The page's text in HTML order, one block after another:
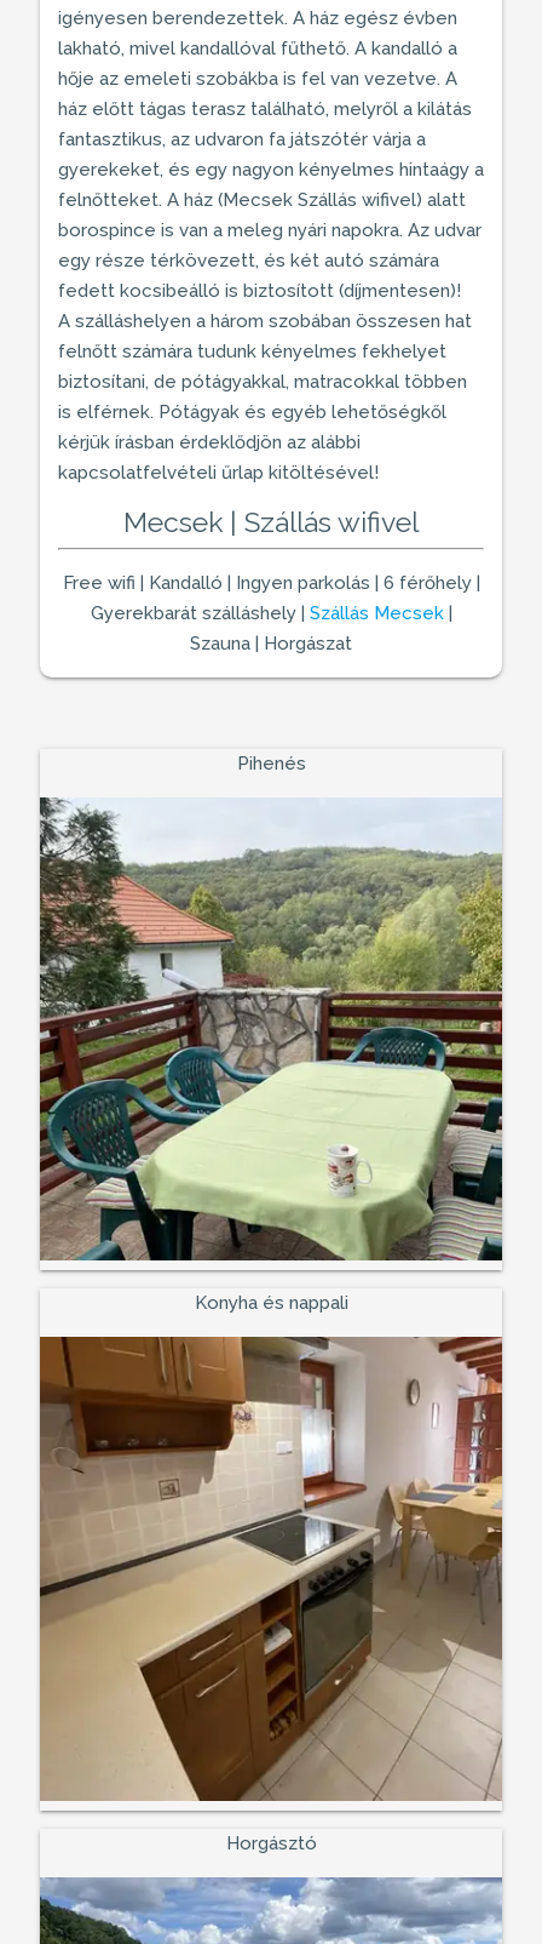
igényesen berendezettek. A ház egész évben
lakható, mivel kandallóvalfűthető. A kandalló a
hője az emeleti szobákba is fel van vezetve. A
ház előtt tágas terasztalálható, melyről a kilátás
fantasztikus, az udvaron fa játszótér várja a
gyerekeket, és egy nagyon kényelmes hintaágy a
felnőtteket. A ház (Mecsek Szállás wifivel) alatt
borospince is van a meleg nyári napokra. Az udvar
egy része térkövezett, és két autó számára
fedett kocsibeálló is biztosított (díjmentesen)!
A szálláshelyen a három szobában összesen hat
felnőtt számára tudunk kényelmes fekhelyet
biztosítani, de pótágyakkal, matracokkal többen
is elférnek. Pótágyak és egyéb lehetőségkől
kérjük írásban érdeklődjön az alábbi
kapcsolatfelvételi űrlap kitöltésével!
Mecsek | Szállás wifivel
Free wifi | Kandalló | Ingyen parkolás | 6 férőhely |
Gyerekbarát szálláshely| Szállás Mecsek|
Szauna | Horgászat
Pihenés
Konyha és nappali
Horgásztó